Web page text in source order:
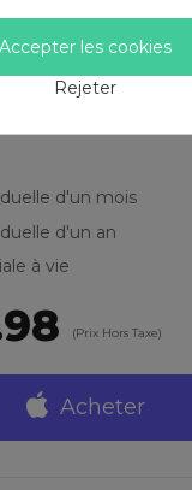
de la
d'un mois
d'un an
à vie
(Prix Hors Taxe)
Acheter
Accepter les cookies
Rejeter